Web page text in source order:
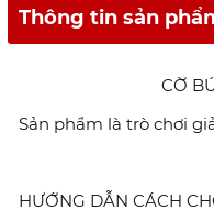
Thông tin sản
CỜ
Sản phẩm là trò chơi
HƯỚNG DẪN CÁCH